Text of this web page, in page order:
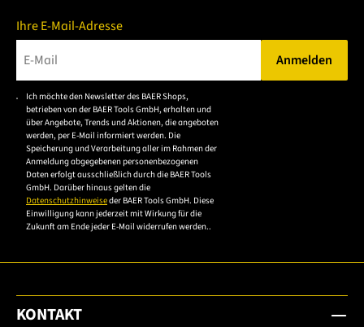
Ihre E-Mail-Adresse
Bitte geben Sie eine gültige E-Mail-Adresse ein.
Anmelden
Ich möchte den Newsletter des BAER Shops,
betrieben von der BAER Tools GmbH, erhalten und
über Angebote, Trends und Aktionen, die angeboten
werden, per E-Mail informiert werden. Die
Speicherung und Verarbeitung aller im Rahmen der
Anmeldung abgegebenen personenbezogenen
Daten erfolgt ausschließlich durch die BAER Tools
GmbH. Darüber hinaus gelten die
Datenschutzhinweiseder BAER Tools GmbH. Diese
Einwilligung kann jederzeit mit Wirkung für die
Zukunft am Ende jeder E-Mail widerrufen werden..
KONTAKT